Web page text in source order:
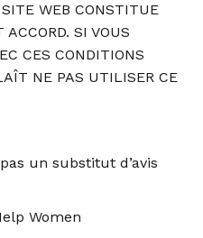
WEB CONSTITUE
ACCORD. SI VOUS
CES CONDITIONS
NE PAS UTILISER CE
un substitut d’avis
Women